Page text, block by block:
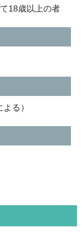
18歳以上の者
る）